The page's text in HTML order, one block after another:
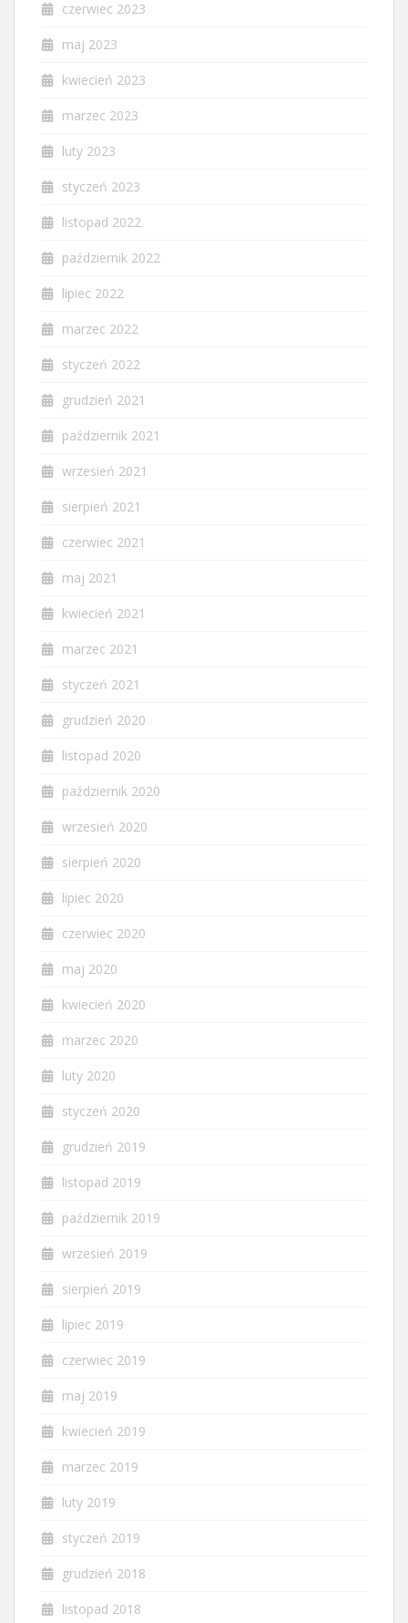
czerwiec 2023
maj 2023
kwiecień 2023
marzec 2023
luty 2023
styczeń 2023
listopad 2022
październik 2022
lipiec 2022
marzec 2022
styczeń 2022
grudzień 2021
październik 2021
wrzesień 2021
sierpień 2021
czerwiec 2021
maj 2021
kwiecień 2021
marzec 2021
styczeń 2021
grudzień 2020
listopad 2020
październik 2020
wrzesień 2020
sierpień 2020
lipiec 2020
czerwiec 2020
maj 2020
kwiecień 2020
marzec 2020
luty 2020
styczeń 2020
grudzień 2019
listopad 2019
październik 2019
wrzesień 2019
sierpień 2019
lipiec 2019
czerwiec 2019
maj 2019
kwiecień 2019
marzec 2019
luty 2019
styczeń 2019
grudzień 2018
listopad 2018